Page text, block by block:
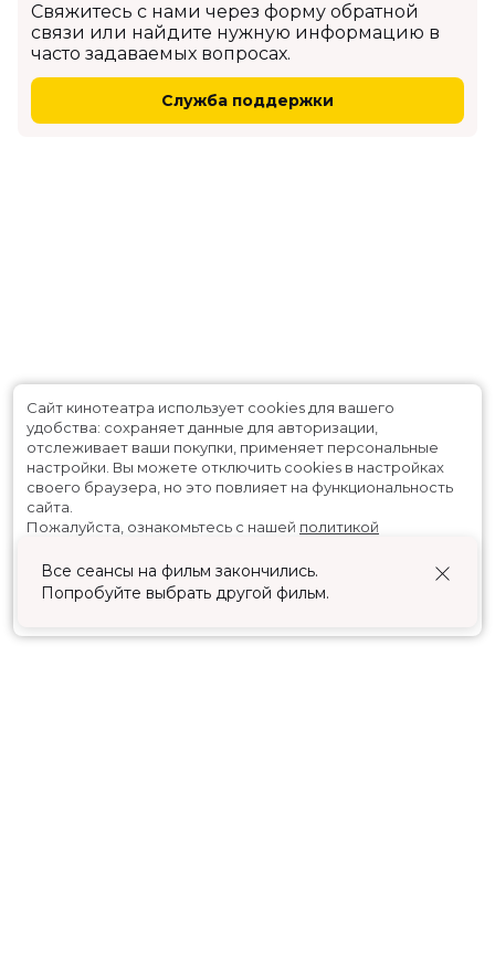
Cвяжитесь с нами через форму обратной
связи или найдите нужную информацию в
часто задаваемых вопросах.
Служба поддержки
Все сеансы на фильм закончились.
Попробуйте выбрать другой фильм.
Сайт кинотеатра использует cookies для вашего
удобства: сохраняет данные для авторизации,
отслеживает ваши покупки, применяет персональные
настройки. Вы можете отключить cookies в настройках
своего браузера, но это повлияет на функциональность
сайта.
Пожалуйста, ознакомьтесь с нашей политикой
Принять